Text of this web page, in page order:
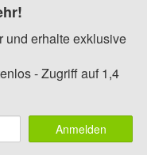
und erhalte exklusive
- Zugriff auf 1,4
Anmelden